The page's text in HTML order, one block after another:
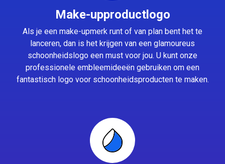
Make-upproductlogo
Als je een make-upmerk runt of van plan bent het te
lanceren, dan is het krijgen van een glamoureus
schoonheidslogo een must voor jou. U kunt onze
professionele embleemideeën gebruiken om een
fantastisch logo voor schoonheidsproducten te maken.